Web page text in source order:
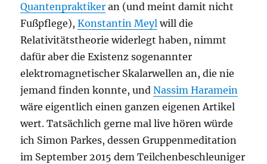
Quantenpraktiker an (und meint damit nicht
Fußpflege),Konstantin Meyl will die
Relativitätstheorie widerlegt haben, nimmt
dafür aber die Existenz sogenannter
elektromagnetischer Skalarwellen an, die nie
jemand finden konnte, undNassim Haramein
wäre eigentlich einen ganzen eigenen Artikel
wert. Tatsächlich gerne mal live hören würde
ich Simon Parkes, dessen Gruppenmeditation
im September 2015 dem Teilchenbeschleuniger